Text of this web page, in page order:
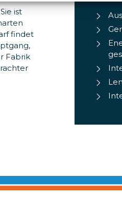
ist
findet
Fabrik